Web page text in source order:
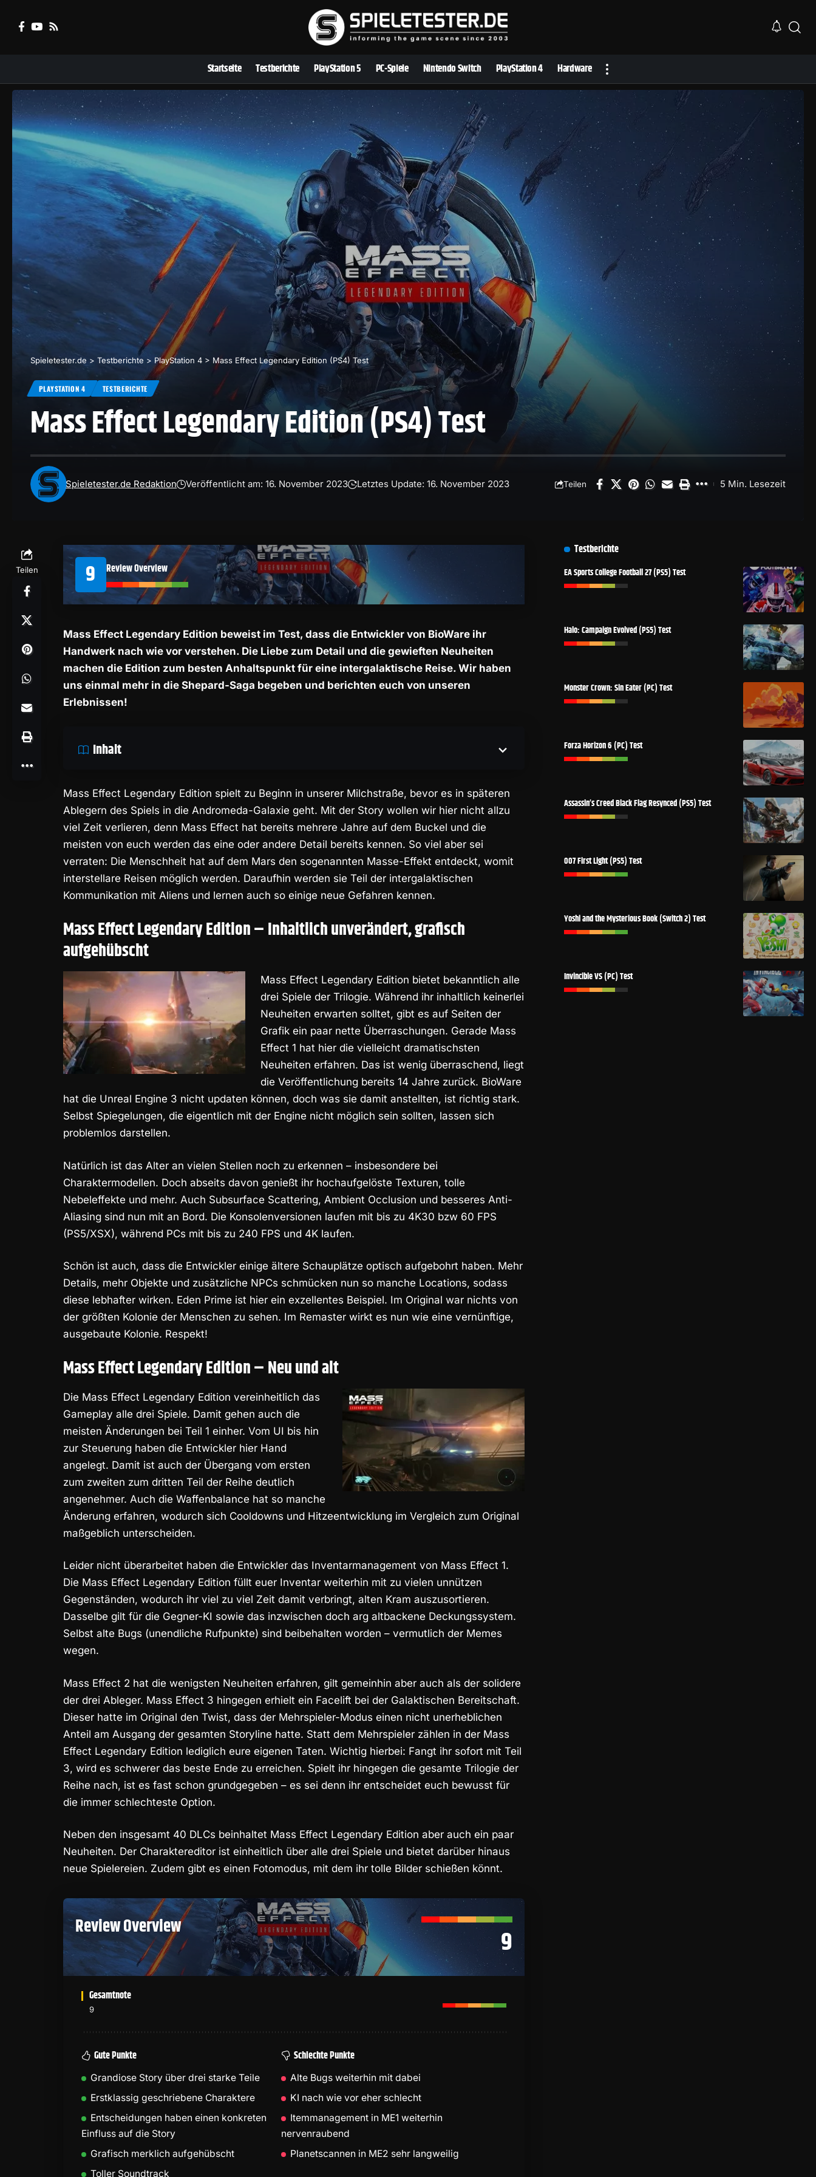
Startseite Testberichte PlayStation 5 PC-Spiele Nintendo Switch PlayStation 4 Hardware
Spieletester.de > Testberichte > PlayStation 4 > Mass Effect Legendary Edition (PS4) Test
PLAYSTATION 4 TESTBERICHTE
Mass Effect Legendary Edition (PS4) Test
Spieletester.de Redaktion Veröffentlicht am: 16. November 2023 Letztes Update: 16. November 2023 Teilen 5 Min. Lesezeit
Teilen 9 Review Overview
Mass Effect Legendary Edition beweist im Test, dass die Entwickler von BioWare ihr
Handwerk nach wie vor verstehen. Die Liebe zum Detail und die gewieften Neuheiten
machen die Edition zum besten Anhaltspunkt für eine intergalaktische Reise. Wir haben
uns einmal mehr in die Shepard-Saga begeben und berichten euch von unseren
Erlebnissen!
Inhalt
Mass Effect Legendary Edition spielt zu Beginn in unserer Milchstraße, bevor es in späteren
Ablegern des Spiels in die Andromeda-Galaxie geht. Mit der Story wollen wir hier nicht allzu
viel Zeit verlieren, denn Mass Effect hat bereits mehrere Jahre auf dem Buckel und die
meisten von euch werden das eine oder andere Detail bereits kennen. So viel aber sei
verraten: Die Menschheit hat auf dem Mars den sogenannten Masse-Effekt entdeckt, womit
interstellare Reisen möglich werden. Daraufhin werden sie Teil der intergalaktischen
Kommunikation mit Aliens und lernen auch so einige neue Gefahren kennen.
Mass Effect Legendary Edition – Inhaltlich unverändert, grafisch
aufgehübscht
Mass Effect Legendary Edition bietet bekanntlich alle
drei Spiele der Trilogie. Während ihr inhaltlich keinerlei
Neuheiten erwarten solltet, gibt es auf Seiten der
Grafik ein paar nette Überraschungen. Gerade Mass
Effect 1 hat hier die vielleicht dramatischsten
Neuheiten erfahren. Das ist wenig überraschend, liegt
die Veröffentlichung bereits 14 Jahre zurück. BioWare
hat die Unreal Engine 3 nicht updaten können, doch was sie damit anstellten, ist richtig stark.
Selbst Spiegelungen, die eigentlich mit der Engine nicht möglich sein sollten, lassen sich
problemlos darstellen.
Natürlich ist das Alter an vielen Stellen noch zu erkennen – insbesondere bei
Charaktermodellen. Doch abseits davon genießt ihr hochaufgelöste Texturen, tolle
Nebeleffekte und mehr. Auch Subsurface Scattering, Ambient Occlusion und besseres Anti-
Aliasing sind nun mit an Bord. Die Konsolenversionen laufen mit bis zu 4K30 bzw 60 FPS
(PS5/XSX), während PCs mit bis zu 240 FPS und 4K laufen.
Schön ist auch, dass die Entwickler einige ältere Schauplätze optisch aufgebohrt haben. Mehr
Details, mehr Objekte und zusätzliche NPCs schmücken nun so manche Locations, sodass
diese lebhafter wirken. Eden Prime ist hier ein exzellentes Beispiel. Im Original war nichts von
der größten Kolonie der Menschen zu sehen. Im Remaster wirkt es nun wie eine vernünftige,
ausgebaute Kolonie. Respekt!
Mass Effect Legendary Edition – Neu und alt
Die Mass Effect Legendary Edition vereinheitlich das
Gameplay alle drei Spiele. Damit gehen auch die
meisten Änderungen bei Teil 1 einher. Vom UI bis hin
zur Steuerung haben die Entwickler hier Hand
angelegt. Damit ist auch der Übergang vom ersten
zum zweiten zum dritten Teil der Reihe deutlich
angenehmer. Auch die Waffenbalance hat so manche
Änderung erfahren, wodurch sich Cooldowns und Hitzeentwicklung im Vergleich zum Original
maßgeblich unterscheiden.
Leider nicht überarbeitet haben die Entwickler das Inventarmanagement von Mass Effect 1.
Die Mass Effect Legendary Edition füllt euer Inventar weiterhin mit zu vielen unnützen
Gegenständen, wodurch ihr viel zu viel Zeit damit verbringt, alten Kram auszusortieren.
Dasselbe gilt für die Gegner-KI sowie das inzwischen doch arg altbackene Deckungssystem.
Selbst alte Bugs (unendliche Rufpunkte) sind beibehalten worden – vermutlich der Memes
wegen.
Mass Effect 2 hat die wenigsten Neuheiten erfahren, gilt gemeinhin aber auch als der solidere
der drei Ableger. Mass Effect 3 hingegen erhielt ein Facelift bei der Galaktischen Bereitschaft.
Dieser hatte im Original den Twist, dass der Mehrspieler-Modus einen nicht unerheblichen
Anteil am Ausgang der gesamten Storyline hatte. Statt dem Mehrspieler zählen in der Mass
Effect Legendary Edition lediglich eure eigenen Taten. Wichtig hierbei: Fangt ihr sofort mit Teil
3, wird es schwerer das beste Ende zu erreichen. Spielt ihr hingegen die gesamte Trilogie der
Reihe nach, ist es fast schon grundgegeben – es sei denn ihr entscheidet euch bewusst für
die immer schlechteste Option.
Neben den insgesamt 40 DLCs beinhaltet Mass Effect Legendary Edition aber auch ein paar
Neuheiten. Der Charaktereditor ist einheitlich über alle drei Spiele und bietet darüber hinaus
neue Spielereien. Zudem gibt es einen Fotomodus, mit dem ihr tolle Bilder schießen könnt.
Review Overview 9
Gesamtnote
9
Gute Punkte
Grandiose Story über drei starke Teile
Erstklassig geschriebene Charaktere
Entscheidungen haben einen konkreten
Einfluss auf die Story
Grafisch merklich aufgehübscht
Toller Soundtrack
Schlechte Punkte
Alte Bugs weiterhin mit dabei
KI nach wie vor eher schlecht
Itemmanagement in ME1 weiterhin
nervenraubend
Planetscannen in ME2 sehr langweilig
Testberichte
EA Sports College Football 27 (PS5) Test
Halo: Campaign Evolved (PS5) Test
Monster Crown: Sin Eater (PC) Test
Forza Horizon 6 (PC) Test
Assassin’s Creed Black Flag Resynced (PS5) Test
007 First Light (PS5) Test
Yoshi and the Mysterious Book (Switch 2) Test
Invincible VS (PC) Test